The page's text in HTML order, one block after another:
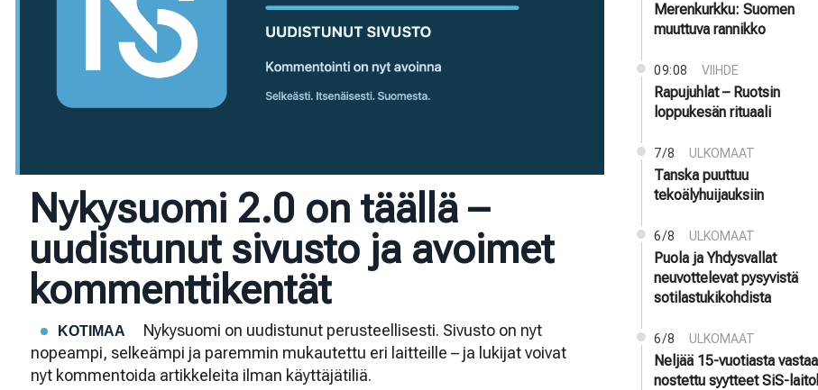
Nykysuomi 2.0 on täällä –
uudistunut sivusto ja avoimet
kommenttikentät
KOTIMAA
Nykysuomi on uudistunut perusteellisesti. Sivusto on nyt
nopeampi, selkeämpi ja paremmin mukautettu eri laitteille – ja lukijat voivat
nyt kommentoida artikkeleita ilman käyttäjätiliä.
Merenkurkku: Suomen
muuttuva rannikko
09:08 VIIHDE
Rapujuhlat – Ruotsin
loppukesän rituaali
7/8 ULKOMAAT
Tanska puuttuu
tekoälyhuijauksiin
6/8 ULKOMAAT
Puola ja Yhdysvallat
neuvottelevat pysyvistä
sotilastukikohdista
6/8 ULKOMAAT
Neljää 15-vuotiasta
nostettu syytteet SiS-